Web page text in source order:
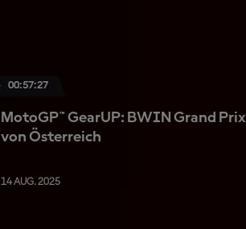
00:57:27
MotoGP™ GearUP: BWIN Grand Prix
von Österreich
14 AUG. 2025